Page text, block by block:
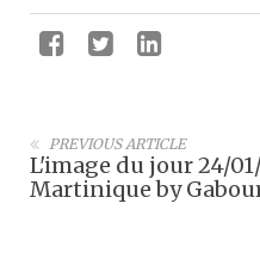
PREVIOUS ARTICLE
L'image du jour 24/
Martinique by